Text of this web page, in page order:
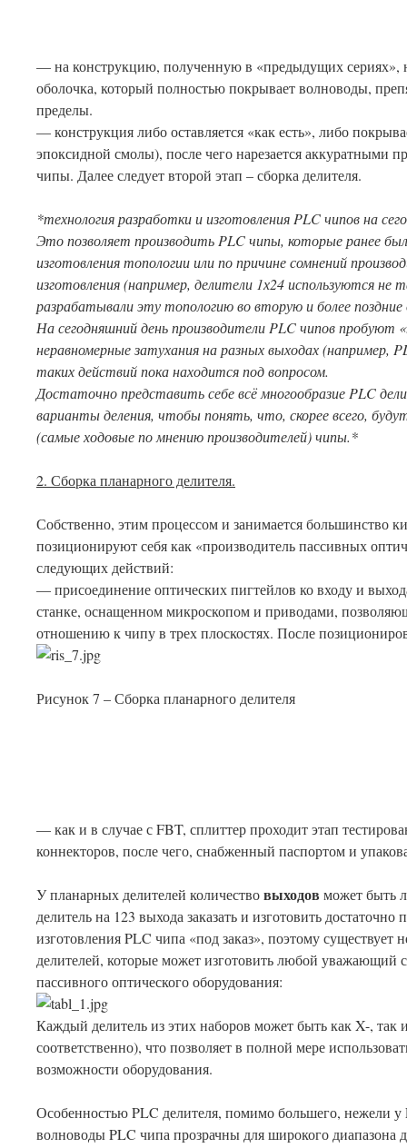
— на конструкцию, полученную в «предыдущих сериях»,
оболочка, который полностью покрывает волноводы,
пределы.
— конструкция либо оставляется «как есть», либо
эпоксидной смолы), после чего нарезается аккуратными
чипы. Далее следует второй этап – сборка делителя.
*технология разработки и изготовления PLCчипов на
Это позволяет производить PLCчипы, которые ранее
изготовления топологии или по причине сомнений
изготовления (например, делители 1х24 используются
разрабатывали эту топологию во вторую и более поздние
На сегодняшний день производители PLCчипов пробуют
неравномерные затухания на разных выходах (например,
таких действий пока находится под вопросом.
Достаточно представить себе всё многообразие PLC
варианты деления, чтобы понять, что, скорее всего,
(самые ходовые по мнению производителей) чипы.*
2. Сборка планарного делителя.
Собственно, этим процессом и занимается большинство
позиционируют себя как «производитель пассивных
следующих действий:
— присоединение оптических пигтейлов ко входу и
станке, оснащенном микроскопом и приводами,
отношению к чипу в трех плоскостях. После
Рисунок 7 – Сборка планарного делителя
— как и в случае с FBT, сплиттер проходит этап
коннекторов, после чего, снабженный паспортом и
У планарных делителей количествовыходов может быть
делитель на 123 выхода заказать и изготовить
изготовления PLC чипа «под заказ», поэтому существует
делителей, которые может изготовить любой уважающий
пассивного оптического оборудования:
Каждый делитель из этих наборов может быть как X-,
соответственно), что позволяет в полной мере
возможности оборудования.
Особенностью PLC делителя, помимо большего, нежели у
волноводы PLC чипа прозрачны для широкого